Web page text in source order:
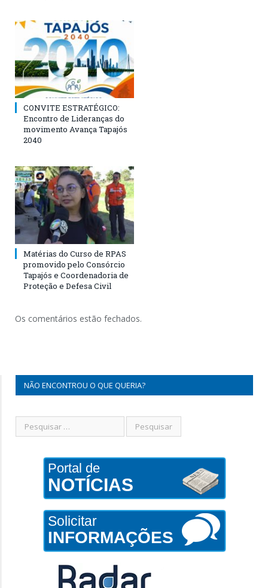
CONVITE ESTRATÉGICO:
Encontro de Lideranças do
movimento Avança Tapajós
2040
Matérias do Curso de RPAS
promovido pelo Consórcio
Tapajós e Coordenadoria de
Proteção e Defesa Civil
Os comentários estão fechados.
NÃO ENCONTROU O QUE QUERIA?
Portal de
NOTÍCIAS
Solicitar
INFORMAÇÕES